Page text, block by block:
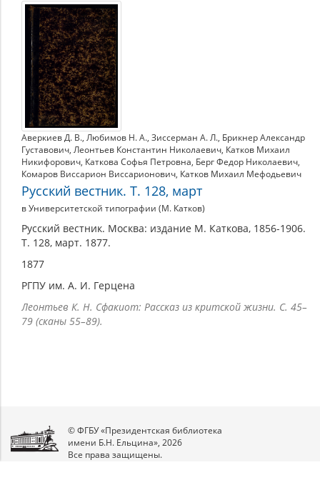
Аверкиев Д. В., Любимов Н. А., Зиссерман А. Л., Брикнер Александр
Густавович, Леонтьев Константин Николаевич, Катков Михаил
Никифорович, Каткова Софья Петровна, Берг Федор Николаевич,
Комаров Виссарион Виссарионович, Катков Михаил Мефодьевич
Русский вестник. Т. 128, март
в Университетской типографии (М. Катков)
Русский вестник. Москва: издание М. Каткова, 1856-1906.
Т. 128, март. 1877.
1877
РГПУ им. А. И. Герцена
Леонтьев К. Н. Сфакиот: Рассказ из критской жизни. С. 45–
79 (сканы 55–89).
© ФГБУ «Президентская библиотека
имени Б.Н. Ельцина», 2026
Все права защищены.